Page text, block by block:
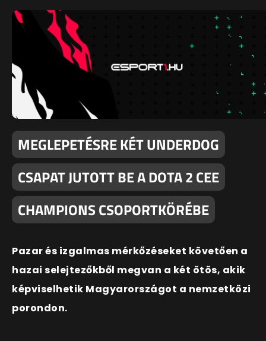
MEGLEPETÉSRE KÉT UNDERDOG
CSAPAT JUTOTT BE A DOTA 2 CEE
CHAMPIONS CSOPORTKÖRÉBE
Pazar és izgalmas mérkőzéseket követően a
hazai selejtezőkből megvan a két ötös, akik
képviselhetik Magyarországot a nemzetközi
porondon.